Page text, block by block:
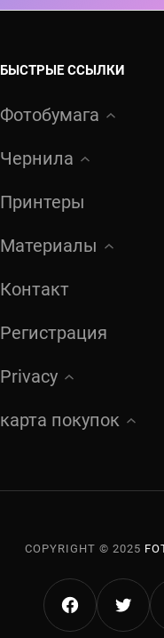
БЫСТРЫЕ ССЫЛКИ
Фотобумага
Чернила
Принтеры
Материалы
Контакт
Регистрация
Privacy
карта покупок
COPYRIGHT © 2025
FACEBOOK